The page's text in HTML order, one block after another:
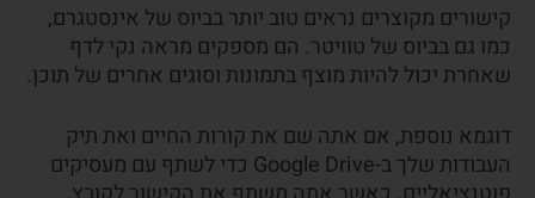
קישורים מקוצרים נראים טוב יותר בביוס של אינסטגרם,
כמו גם בביוס של טוויטר. הם מספקים מראה נקי לדף
שאחרת יכול להיות מוצף בתמונות וסוגים אחרים של תוכן.
דוגמא נוספת, אם אתה שם את קורות החיים ואת תיק
העבודות שלך ב-Google Drive כדי לשתף עם מעסיקים